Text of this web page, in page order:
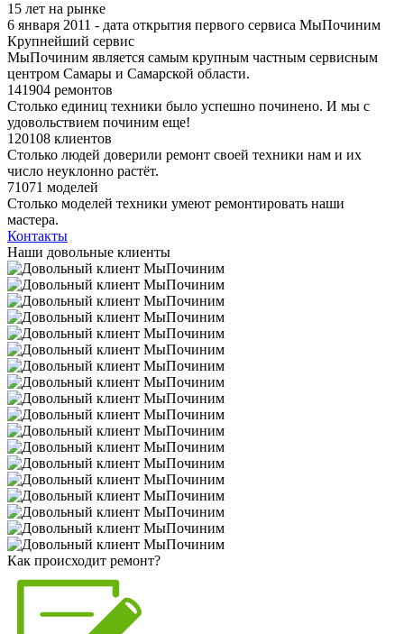
15 лет на рынке
6 января 2011 - дата открытия первого сервиса МыПочиним
Крупнейший сервис
МыПочиним является самым крупным частным сервисным
центром Самары и Самарской области.
141904 ремонтов
Столько единиц техники было успешно починено. И мы с
удовольствием починим еще!
120108 клиентов
Столько людей доверили ремонт своей техники нам и их
число неуклонно растёт.
71071 моделей
Столько моделей техники умеют ремонтировать наши
мастера.
Контакты
Наши довольные клиенты
Как происходит ремонт?